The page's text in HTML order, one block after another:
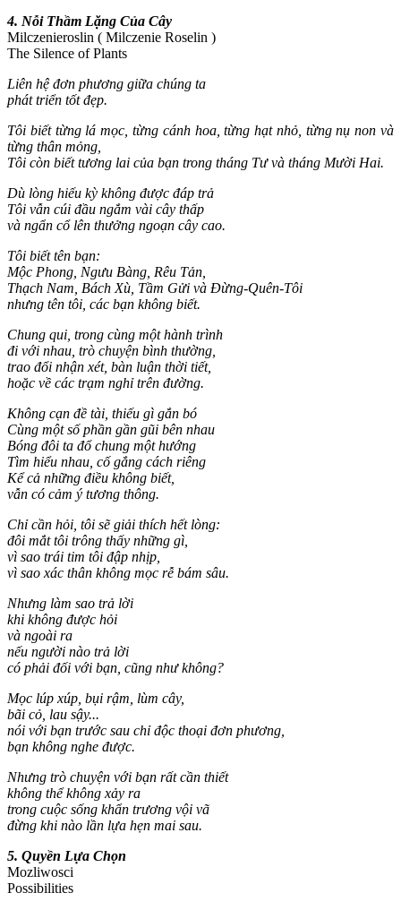
4. Nỗi Thầm Lặng Của Cây
Milczenieroslin ( Milczenie Roselin )
The Silence of Plants
Liên hệ đơn phương giữa chúng ta
phát triển tốt đẹp.
Tôi biết từng lá mọc, từng cánh hoa, từng hạt nhỏ, từng nụ non và
từng thân mỏng,
Tôi còn biết tương lai của bạn trong tháng Tư và tháng Mười Hai.
Dù lòng hiếu kỳ không được đáp trả
Tôi vẫn cúi đầu ngắm vài cây thấp
và ngẩn cổ lên thưởng ngoạn cây cao.
Tôi biết tên bạn:
Mộc Phong, Ngưu Bàng, Rêu Tản,
Thạch Nam, Bách Xù, Tầm Gửi và Đừng-Quên-Tôi
nhưng tên tôi, các bạn không biết.
Chung qui, trong cùng một hành trình
đi với nhau, trò chuyện bình thường,
trao đổi nhận xét, bàn luận thời tiết,
hoặc về các trạm nghỉ trên đường.
Không cạn đề tài, thiếu gì gắn bó
Cùng một số phần gần gũi bên nhau
Bóng đôi ta đổ chung một hướng
Tìm hiểu nhau, cố gắng cách riêng
Kể cả những điều không biết,
vẫn có cảm ý tương thông.
Chỉ cần hỏi, tôi sẽ giải thích hết lòng:
đôi mắt tôi trông thấy những gì,
vì sao trái tim tôi đập nhịp,
vì sao xác thân không mọc rễ bám sâu.
Nhưng làm sao trả lời
khi không được hỏi
và ngoài ra
nếu người nào trả lời
có phải đối với bạn, cũng như không?
Mọc lúp xúp, bụi rậm, lùm cây,
bãi cỏ, lau sậy...
nói với bạn trước sau chỉ độc thoại đơn phương,
bạn không nghe được.
Nhưng trò chuyện với bạn rất cần thiết
không thể không xảy ra
trong cuộc sống khẩn trương vội vã
đừng khi nào lần lựa hẹn mai sau.
5. Quyền Lựa Chọn
Mozliwosci
Possibilities